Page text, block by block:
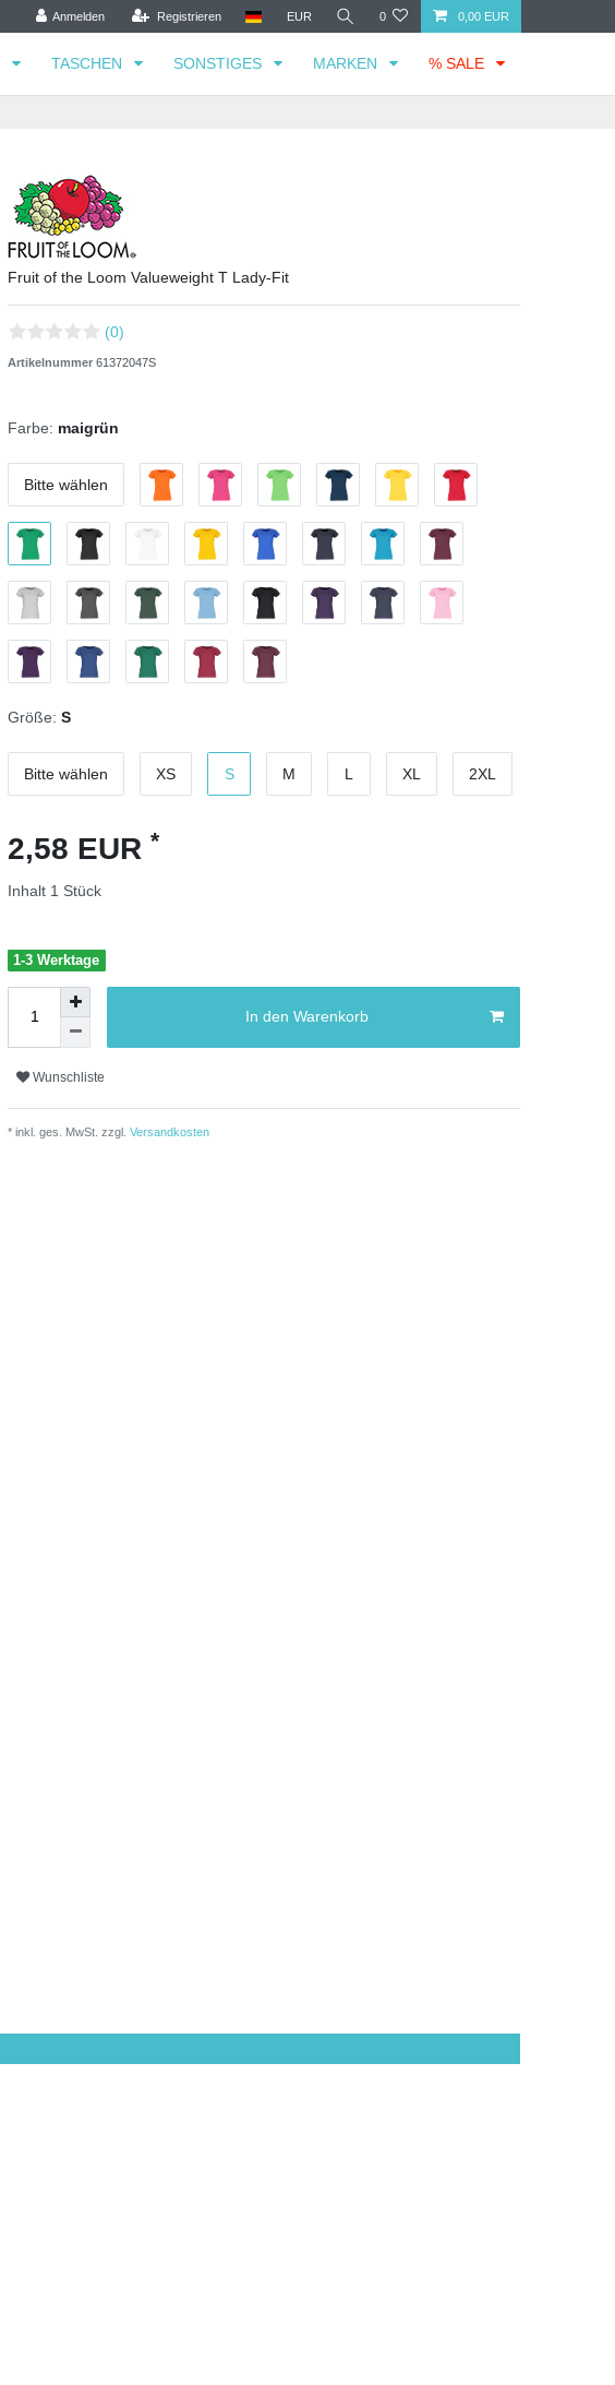
Anmelden Registrieren EUR 0 0,00 EUR
TASCHEN SONSTIGES MARKEN % SALE
Fruit of the Loom Valueweight T Lady-Fit
(0)
Artikelnummer 61372047S
Farbe: maigrün
Bitte wählen
Größe: S
Bitte wählen XS S M L XL 2XL
2,58 EUR *
Inhalt 1 Stück
1-3 Werktage
In den Warenkorb
Wunschliste
* inkl. ges. MwSt. zzgl. Versandkosten